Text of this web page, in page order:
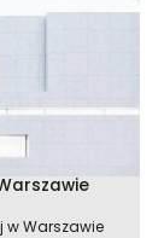
w Warszawie